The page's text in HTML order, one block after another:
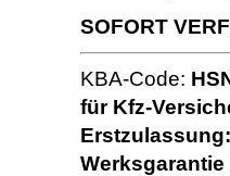
SOFORT
KBA-Code:
für Kfz-
Werksgarantie